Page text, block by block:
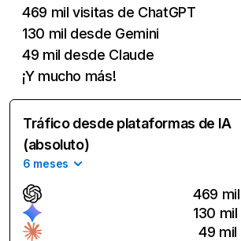
469 mil visitas de ChatGPT
130 mil desde Gemini
49 mil desde Claude
¡Y mucho más!
Tráfico desde plataformas de IA
(absoluto)
6 meses
469 mil
130 mil
49 mil